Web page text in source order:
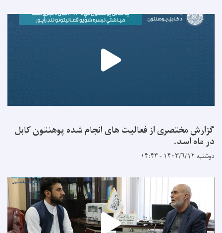
گزارش مختصری از فعالیت های انجام شده پوهنتون کابل
در ماه اسد.
دوشنبه ۱۴۰۳/۶/۱۲ - ۱۴:۴۳